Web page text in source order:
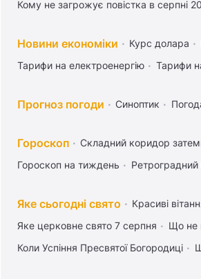
Кому не загрожує повістка в серпні
Новини економіки Курс долара
Тарифи на електроенергію
Тарифи
Прогноз погоди Синоптик
Гороскоп Складний коридор
Гороскоп на тиждень
Ретроградний
Яке сьогодні свято Красиві
Яке церковне свято 7 серпня
Що не
Коли Успіння Пресвятої Богородиці